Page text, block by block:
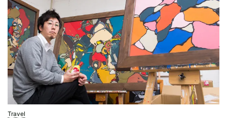
Travel